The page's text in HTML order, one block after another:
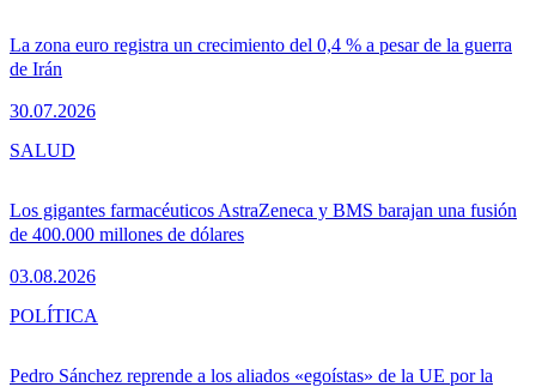
La zona euro registra un crecimiento del 0,4 % a pesar de la guerra
de Irán
30.07.2026
Los gigantes farmacéuticos AstraZeneca y BMS barajan una fusión
de 400.000 millones de dólares
03.08.2026
SALUD
Pedro Sánchez reprende a los aliados «egoístas» de la UE por la
POLÍTICA